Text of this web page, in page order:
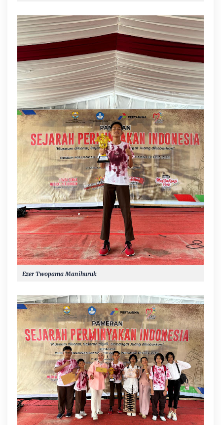
Ezer Twopama Manihuruk